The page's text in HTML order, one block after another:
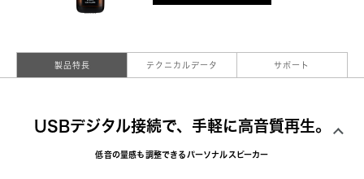
製品特長 テクニカルデータ サポート
USBデジタル接続で、手軽に高音質再生。
低音の量感も調整できるパーソナルスピーカー